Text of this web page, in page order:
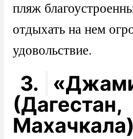
пляж
отдыхать на нем
удовольствие.
3.
(Дагестан,
Махачкала)